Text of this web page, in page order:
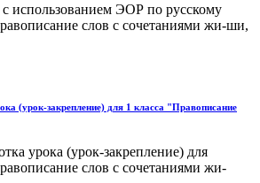
использованием ЭОР по русскому
слов с сочетаниями жи-ши,
(урок-закрепление) для 1 класса "Правописание
урока (урок-закрепление) для
слов с сочетаниями жи-